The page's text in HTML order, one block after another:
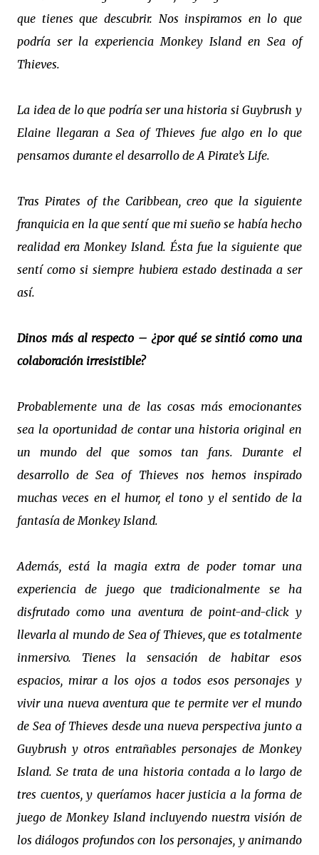
que tienes que descubrir. Nos inspiramos en lo que
podría ser la experiencia Monkey Island en Sea of
Thieves.
La idea de lo que podría ser una historia si Guybrush y
Elaine llegaran a Sea of Thieves fue algo en lo que
pensamos durante el desarrollo de A Pirate’s Life.
Tras Pirates of the Caribbean, creo que la siguiente
franquicia en la que sentí que mi sueño se había hecho
realidad era Monkey Island. Ésta fue la siguiente que
sentí como si siempre hubiera estado destinada a ser
así.
Dinos más al respecto – ¿por qué se sintió como una
colaboración irresistible?
Probablemente una de las cosas más emocionantes
sea la oportunidad de contar una historia original en
un mundo del que somos tan fans. Durante el
desarrollo de Sea of Thieves nos hemos inspirado
muchas veces en el humor, el tono y el sentido de la
fantasía de Monkey Island.
Además, está la magia extra de poder tomar una
experiencia de juego que tradicionalmente se ha
disfrutado como una aventura de point-and-click y
llevarla al mundo de Sea of Thieves, que es totalmente
inmersivo. Tienes la sensación de habitar esos
espacios, mirar a los ojos a todos esos personajes y
vivir una nueva aventura que te permite ver el mundo
de Sea of Thieves desde una nueva perspectiva junto a
Guybrush y otros entrañables personajes de Monkey
Island. Se trata de una historia contada a lo largo de
tres cuentos, y queríamos hacer justicia a la forma de
juego de Monkey Island incluyendo nuestra visión de
los diálogos profundos con los personajes, y animando